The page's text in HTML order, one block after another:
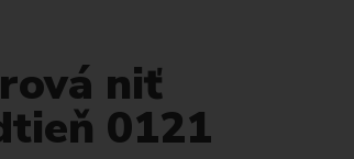
niť
0121